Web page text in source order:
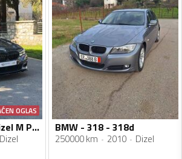
OGLAS
BMW - 318 - 2.0 Dizel M Paket
Dizel
BMW - 318 - 318d
250000 km 2010 Dizel